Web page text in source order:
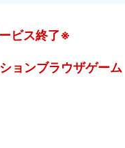
ビス終了※
ョンブラウザゲーム